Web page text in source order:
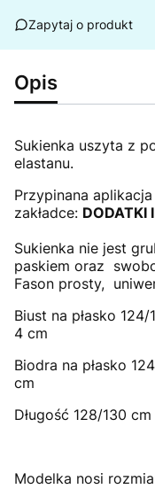
Zapytaj o produkt
Opis
Sukienka uszyta z
elastanu.
Przypinana
zakładce: DODATKI
Sukienka nie jest
paskiem oraz
Fason prosty,
Biust na płasko
4 cm
Biodra na płasko
cm
Długość 128/130 cm
Modelka nosi